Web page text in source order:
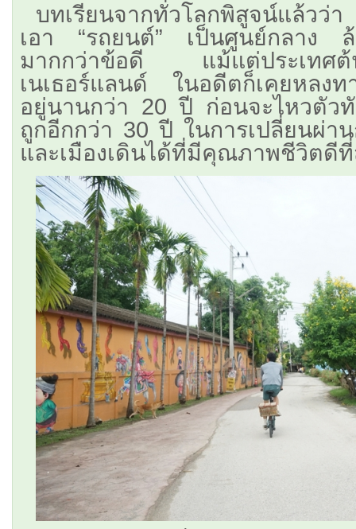
บทเรียนจากทั่วโลกพิสูจน์แล้วว่
เอา “รถยนต์” เป็นศูนย์กลาง ล้
มากกว่าข้อดี แม้แต่ประเทศต้น
เนเธอร์แลนด์ ในอดีตก็เคยหลงท
อยู่นานกว่า 20 ปี ก่อนจะไหวตัวทั
ถูกอีกกว่า 30 ปี ในการเปลี่ยนผ่า
และเมืองเดินได้ที่มีคุณภาพชีวิตดี